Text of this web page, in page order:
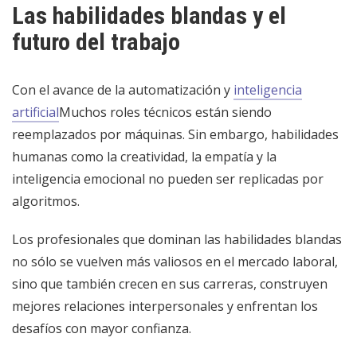
Las habilidades blandas y el
futuro del trabajo
Con el avance de la automatización y inteligencia
artificialMuchos roles técnicos están siendo
reemplazados por máquinas. Sin embargo, habilidades
humanas como la creatividad, la empatía y la
inteligencia emocional no pueden ser replicadas por
algoritmos.
Los profesionales que dominan las habilidades blandas
no sólo se vuelven más valiosos en el mercado laboral,
sino que también crecen en sus carreras, construyen
mejores relaciones interpersonales y enfrentan los
desafíos con mayor confianza.